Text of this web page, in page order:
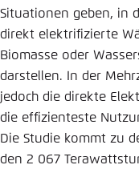
Situationen geben, in
direkt elektrifizierte
Biomasse oder
darstellen. In der
jedoch die direkte
die effizienteste
Die Studie kommt zu
den 2 067